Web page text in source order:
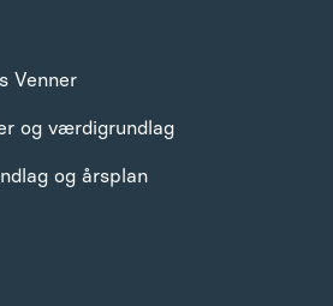
Venner
og værdigrundlag
og årsplan